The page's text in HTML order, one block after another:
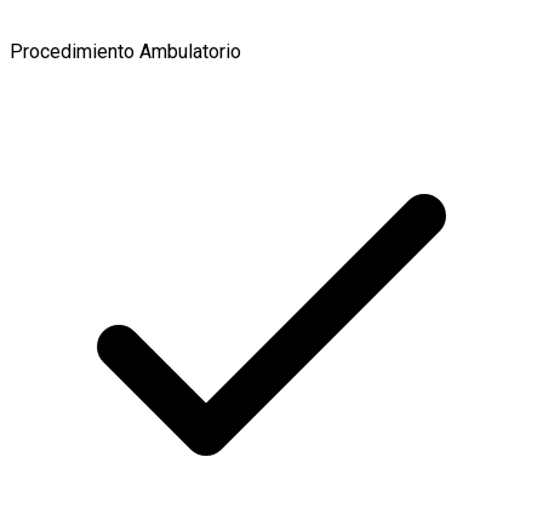
Procedimiento Ambulatorio